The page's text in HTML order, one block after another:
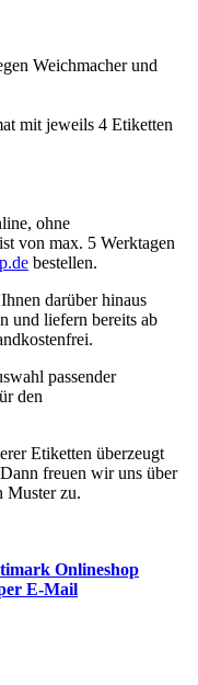
Weichmacher und
mit jeweils 4 Etiketten
ohne
von max. 5 Werktagen
bestellen.
darüber hinaus
und liefern bereits ab
passender
den
Etiketten überzeugt
freuen wir uns über
Muster zu.
Onlineshop
E-Mail